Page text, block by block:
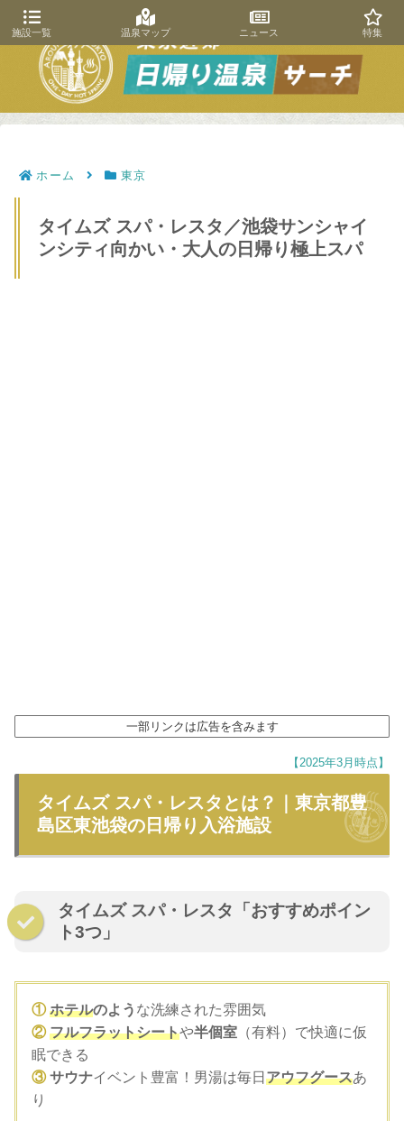
ホーム 東京
タイムズ スパ・レスタ／池袋サンシャイ
ンシティ向かい・大人の日帰り極上スパ
一部リンクは広告を含みます
【2025年3月時点】
タイムズ スパ・レスタとは？｜東京都豊
島区東池袋の日帰り入浴施設
タイムズ スパ・レスタ「おすすめポイン
ト3つ」
① ホテルのよう な洗練された雰囲気
② フルフラットシートや半個室 （有料）で快適に仮
眠できる
③ サウナイベント豊富！男湯は毎日 アウフグースあ
り
施設一覧 温泉マップ ニュース 特集